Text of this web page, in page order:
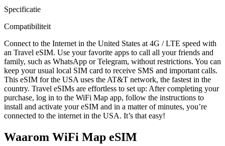
Specificatie
Compatibiliteit
Connect to the Internet in the United States at 4G / LTE speed with
an Travel eSIM. Use your favorite apps to call all your friends and
family, such as WhatsApp or Telegram, without restrictions. You can
keep your usual local SIM card to receive SMS and important calls.
This eSIM for the USA uses the AT&T network, the fastest in the
country. Travel eSIMs are effortless to set up: After completing your
purchase, log in to the WiFi Map app, follow the instructions to
install and activate your eSIM and in a matter of minutes, you’re
connected to the internet in the USA. It’s that easy!
Waarom WiFi Map eSIM